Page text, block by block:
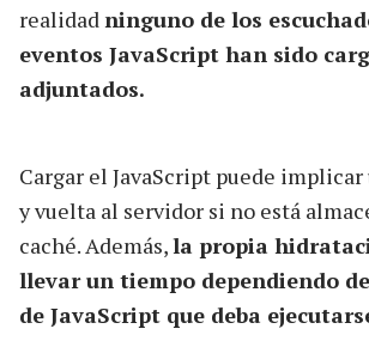
realidadninguno de los
eventos JavaScript han sido
adjuntados.
Cargar el JavaScript puede
y vuelta al servidor si no está
caché. Además,la propia
llevar un tiempo dependiendo
de JavaScript que deba